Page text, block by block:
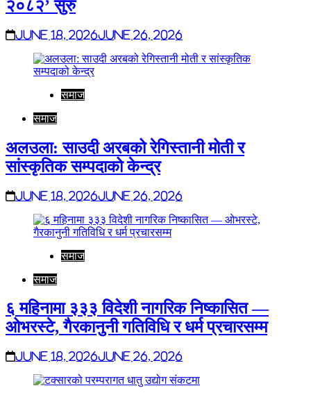
२०८२’ सुरु
June 18, 2026June 26, 2026
समाज
समाज
अलउला: साउदी अरबको रेगिस्तानी मोती र
सांस्कृतिक सम्पदाको केन्द्र
June 18, 2026June 26, 2026
समाज
समाज
६ महिनामा ३३३ विदेशी नागरिक निष्कासित —
ओभरस्टे, गैरकानुनी गतिविधि र धर्म प्रचारसम्म
June 18, 2026June 26, 2026